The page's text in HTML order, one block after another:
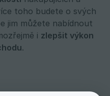
toho budete o svých
jim můžete nabídnout
i zlepšit výkon
.